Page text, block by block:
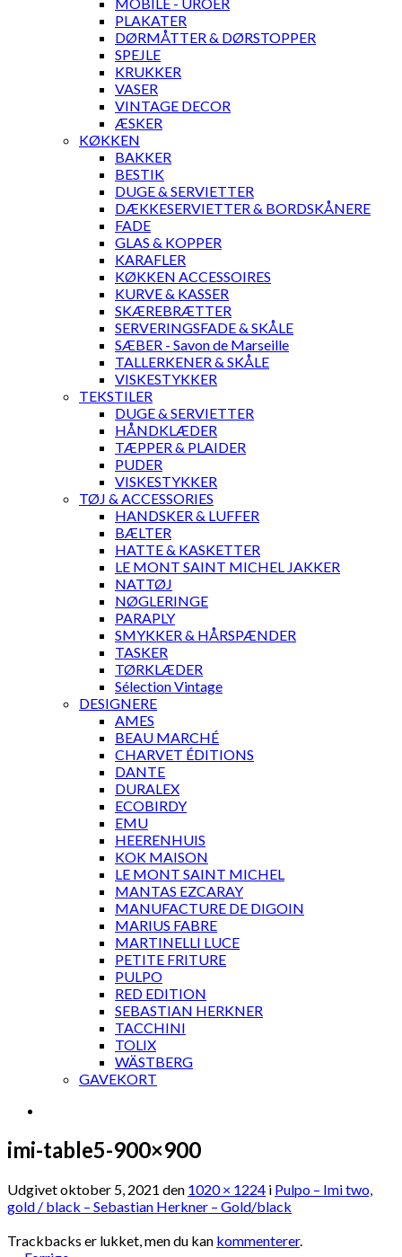
PLAKATER
DØRMÅTTER & DØRSTOPPER
SPEJLE
KRUKKER
VASER
VINTAGE DECOR
ÆSKER
KØKKEN
BAKKER
BESTIK
DUGE & SERVIETTER
DÆKKESERVIETTER & BORDSKÅNERE
FADE
GLAS & KOPPER
KARAFLER
KØKKEN ACCESSOIRES
KURVE & KASSER
SKÆREBRÆTTER
SERVERINGSFADE & SKÅLE
SÆBER - Savon de Marseille
TALLERKENER & SKÅLE
VISKESTYKKER
TEKSTILER
DUGE & SERVIETTER
HÅNDKLÆDER
TÆPPER & PLAIDER
PUDER
VISKESTYKKER
TØJ & ACCESSORIES
HANDSKER & LUFFER
BÆLTER
HATTE & KASKETTER
LE MONT SAINT MICHEL JAKKER
NATTØJ
NØGLERINGE
PARAPLY
SMYKKER & HÅRSPÆNDER
TASKER
TØRKLÆDER
Sélection Vintage
DESIGNERE
AMES
BEAU MARCHÉ
CHARVET ÉDITIONS
DANTE
DURALEX
ECOBIRDY
EMU
HEERENHUIS
KOK MAISON
LE MONT SAINT MICHEL
MANTAS EZCARAY
MANUFACTURE DE DIGOIN
MARIUS FABRE
MARTINELLI LUCE
PETITE FRITURE
PULPO
RED EDITION
SEBASTIAN HERKNER
TACCHINI
TOLIX
WÄSTBERG
GAVEKORT
imi-table5-900×900
Udgivetoktober 5, 2021 den 1020 × 1224 i Pulpo – Imi two,
gold / black – Sebastian Herkner – Gold/black
Trackbacks er lukket, men du kan kommenterer.